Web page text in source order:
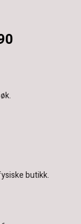
butikk.